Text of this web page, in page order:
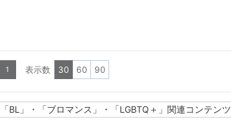
1 表示数 30 60 90
「BL」・「ブロマンス」・「LGBTQ＋」関連コンテンツ